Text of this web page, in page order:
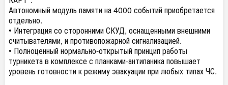
Автономный модуль памяти на 4000 событий приобретается
отдельно.
• Интеграция со сторонними СКУД, оснащенными внешними
считывателями, и противопожарной сигнализацией.
• Полноценный нормально-открытый принцип работы
турникета в комплексе с планками-антипаника повышает
уровень готовности к режиму эвакуации при любых типах ЧС.